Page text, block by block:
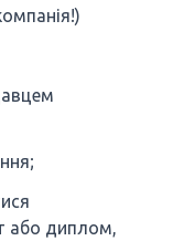
або диплом,